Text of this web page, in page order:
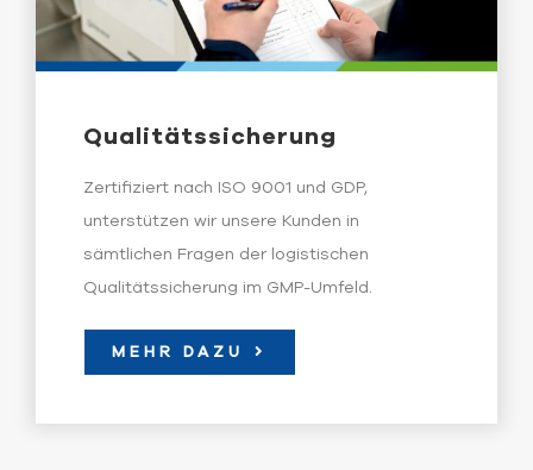
Qualitätssicherung
Zertifiziert nach ISO 9001 und GDP,
unterstützen wir unsere Kunden in
sämtlichen Fragen der logistischen
Qualitätssicherung im GMP-Umfeld.
MEHR DAZU